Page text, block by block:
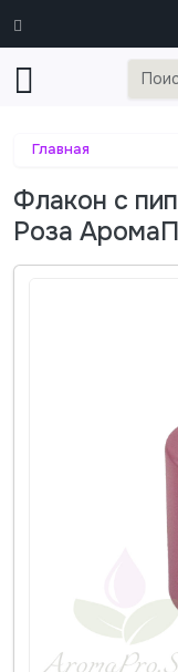
Главная
Флакон с
Роза